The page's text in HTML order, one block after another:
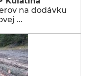
na dodávku
…